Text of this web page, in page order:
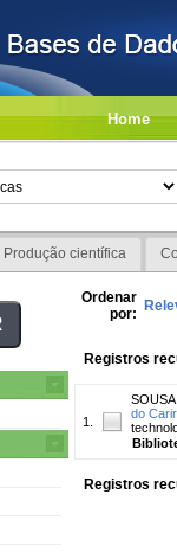
Home
Produção científica
Ordenar
por:
Registros
1.
do
Registros